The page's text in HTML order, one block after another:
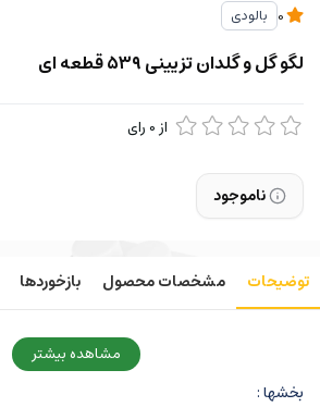
بالودی
لگو گل و گلدان تزیینی ۵۳۹ قطعه ای
از 0 رای
ناموجود
توضیحات مشخصات محصول بازخوردها
مشاهده بیشتر
بخشها :